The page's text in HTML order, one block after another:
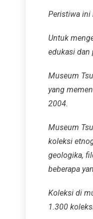
Peristiwa ini
Untuk
edukasi dan
Museum
yang
2004.
Museum
koleksi
geologika,
beberapa
Koleksi di
1.300